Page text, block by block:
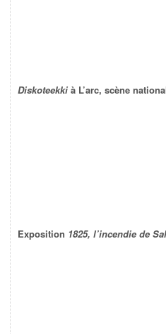
Diskoteekki à L’arc, scène
Exposition 1825, l’incendie de